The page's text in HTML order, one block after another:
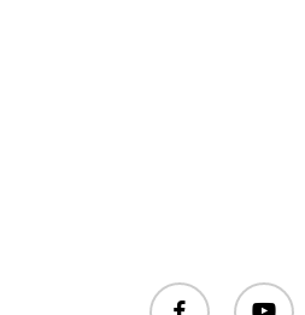
facebook youtube